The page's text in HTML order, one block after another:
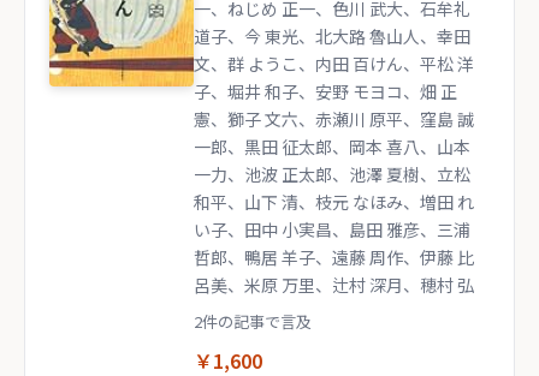
一、ねじめ 正一、色川 武大、石牟礼
道子、今 東光、北大路 魯山人、幸田
文、群 ようこ、内田 百けん、平松 洋
子、堀井 和子、安野 モヨコ、畑 正
憲、獅子 文六、赤瀬川 原平、窪島 誠
一郎、黒田 征太郎、岡本 喜八、山本
一力、池波 正太郎、池澤 夏樹、立松
和平、山下 清、枝元 なほみ、増田 れ
い子、田中 小実昌、島田 雅彦、三浦
哲郎、鴨居 羊子、遠藤 周作、伊藤 比
呂美、米原 万里、辻村 深月、穂村 弘
2件の記事で言及
￥1,600